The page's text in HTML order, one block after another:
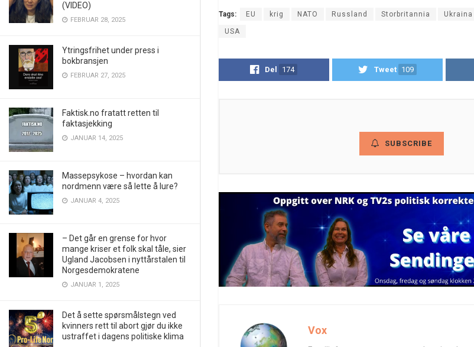
(VIDEO)
FEBRUAR 28, 2025
Ytringsfrihet under press i
bokbransjen
FEBRUAR 27, 2025
Faktisk.no fratatt retten til
faktasjekking
JANUAR 14, 2025
Massepsykose – hvordan kan
nordmenn være så lette å lure?
JANUAR 4, 2025
– Det går en grense for hvor
mange kriser et folk skal tåle, sier
Ugland Jacobsen i nyttårstalen til
Norgesdemokratene
JANUAR 1, 2025
Det å sette spørsmålstegn ved
kvinners rett til abort gjør du ikke
ustraffet i dagens politiske klima
Tags: EU krig NATO Russland Storbritannia Ukraina
USA
Del 174 Tweet 109
SUBSCRIBE
Vox